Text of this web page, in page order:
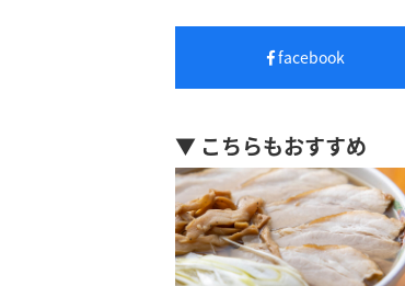
facebook
▼ こちらもおすすめ